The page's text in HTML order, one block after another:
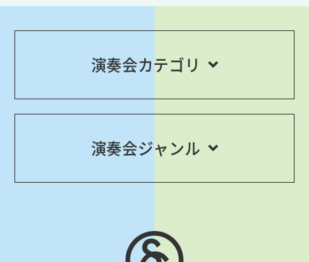
演奏会カテゴリ
演奏会ジャンル